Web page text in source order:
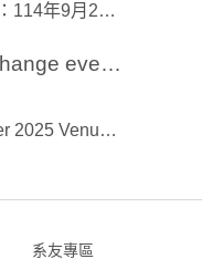
網路報考系統開放登錄時間：114年9月24日上午10時起至114年10月8日下午1時止。
【Waseda x NTPU exchange event】Taiwan & Japan International Youth Forum on Public Governance
Wednesday, 10th September 2025 Venue: R216, College of Public Affairs, National Taipei University
系友專區